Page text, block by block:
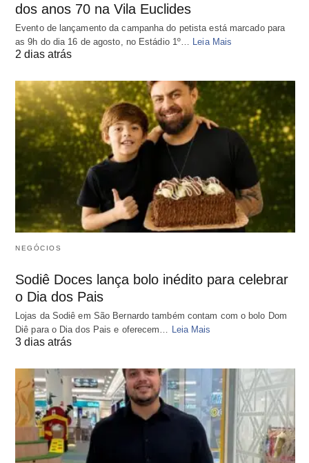
dos anos 70 na Vila Euclides
Evento de lançamento da campanha do petista está marcado para
as 9h do dia 16 de agosto, no Estádio 1º…
Leia Mais
2 dias atrás
NEGÓCIOS
Sodiê Doces lança bolo inédito para celebrar
o Dia dos Pais
Lojas da Sodiê em São Bernardo também contam com o bolo Dom
Diê para o Dia dos Pais e oferecem… Leia Mais
3 dias atrás